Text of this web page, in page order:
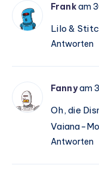
Frankam
Lilo &
Antworten
Fannyam
Oh, die
Vaiana-
Antworten